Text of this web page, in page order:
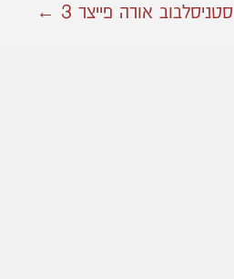
סטניסלבוב אורה פייצר 3 ←